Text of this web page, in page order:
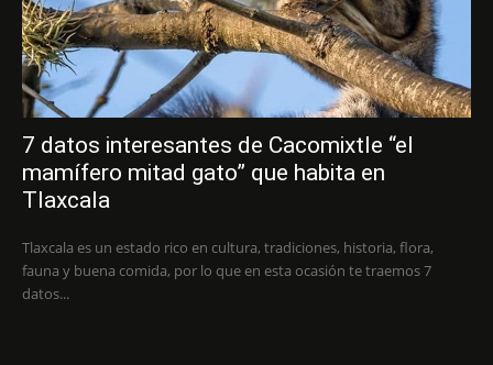
7 datos interesantes de Cacomixtle “el
mamífero mitad gato” que habita en
Tlaxcala
Tlaxcala es un estado rico en cultura, tradiciones, historia, flora,
fauna y buena comida, por lo que en esta ocasión te traemos 7
datos...